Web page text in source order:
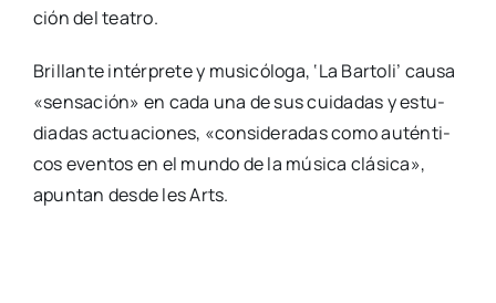
ción del tea­tro.
Bri­llan­te intér­pre­te y musi­có­lo­ga, ‘La Bar­to­li’ cau­sa
«sen­sa­ción» en cada una de sus cui­da­das y estu­
dia­das actua­cio­nes, «con­si­de­ra­das como autén­ti­
cos even­tos en el mun­do de la músi­ca clá­si­ca»,
apun­tan des­de les Arts.